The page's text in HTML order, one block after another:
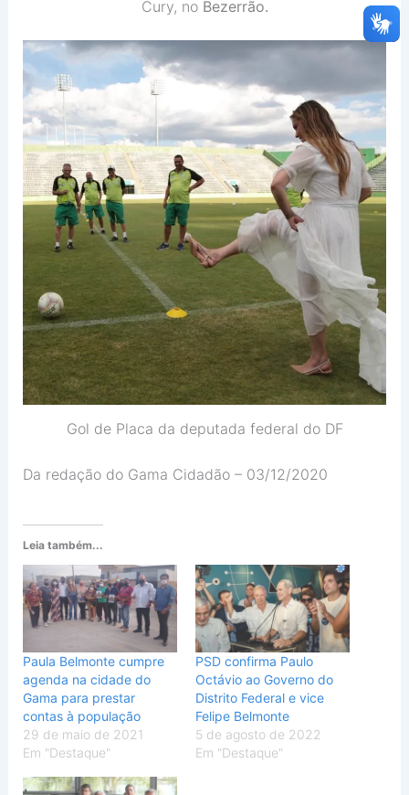
Cury, no Bezerrão.
Gol de Placa da deputada federal do DF
Da redação do Gama Cidadão – 03/12/2020
Leia também...
Paula Belmonte cumpre
agenda na cidade do
Gama para prestar
contas à população
29 de maio de 2021
Em "Destaque"
PSD confirma Paulo
Octávio ao Governo do
Distrito Federal e vice
Felipe Belmonte
5 de agosto de 2022
Em "Destaque"